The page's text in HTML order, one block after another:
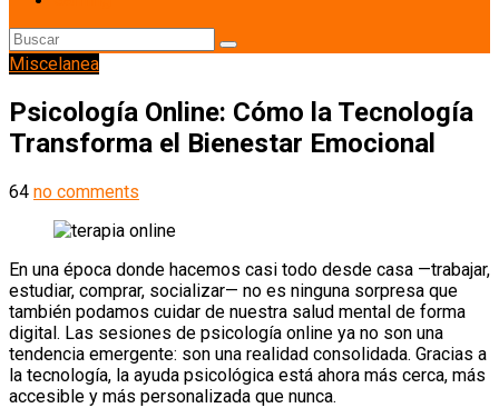
Miscelanea
Psicología Online: Cómo la Tecnología
Transforma el Bienestar Emocional
64 no comments
En una época donde hacemos casi todo desde casa —trabajar,
estudiar, comprar, socializar— no es ninguna sorpresa que
también podamos cuidar de nuestra salud mental de forma
digital. Las sesiones de psicología online ya no son una
tendencia emergente: son una realidad consolidada. Gracias a
la tecnología, la ayuda psicológica está ahora más cerca, más
accesible y más personalizada que nunca.